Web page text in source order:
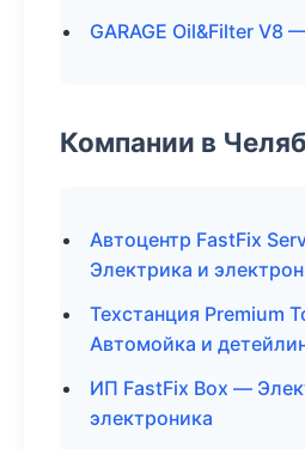
GARAGE Oil&Filter V8
Компании в
Автоцентр FastFix
Электрика и
Техстанция Premium
Автомойка и
ИП FastFix Box —
электроника